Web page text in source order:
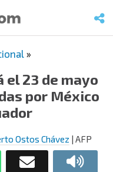
»
el 23 de mayo
por México
Ostos Chávez | AFP